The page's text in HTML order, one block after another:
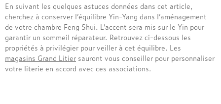
En suivant les quelques astuces données dans cet article,
cherchez à conserver l’équilibre Yin-Yang dans l’aménagement
de votre chambre Feng Shui. L’accent sera mis sur le Yin pour
garantir un sommeil réparateur. Retrouvez ci-dessous les
propriétés à privilégier pour veiller à cet équilibre. Les
magasins Grand Litier sauront vous conseiller pour personnaliser
votre literie en accord avec ces associations.